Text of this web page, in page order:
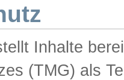
Inhalte
(TMG) als